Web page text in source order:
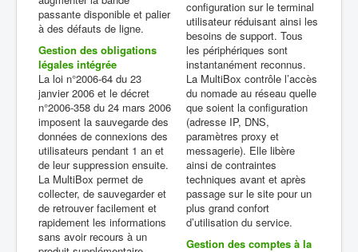
passante disponible et palier
à des défauts de ligne.
Gestion des obligations
légales intégrée
La loi n°2006-64 du 23
janvier 2006 et le décret
n°2006-358 du 24 mars 2006
imposent la sauvegarde des
données de connexions des
utilisateurs pendant 1 an et
de leur suppression ensuite.
La MultiBox permet de
collecter, de sauvegarder et
de retrouver facilement et
rapidement les informations
sans avoir recours à un
configuration sur le terminal
utilisateur réduisant ainsi les
besoins de support. Tous
les périphériques sont
instantanément reconnus.
La MultiBox contrôle l’accès
du nomade au réseau quelle
que soient la configuration
(adresse IP, DNS,
paramètres proxy et
messagerie). Elle libère
ainsi de contraintes
techniques avant et après
passage sur le site pour un
plus grand confort
d’utilisation du service.
Gestion des comptes à la